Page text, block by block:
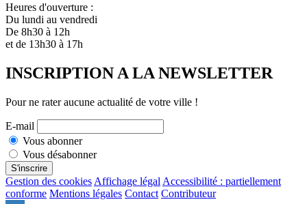
Heures d'ouverture :
Du lundi au vendredi
De 8h30 à 12h
et de 13h30 à 17h
INSCRIPTION A LA NEWSLETTER
Pour ne rater aucune actualité de votre ville !
E-mail
Vous abonner
Vous désabonner
S'inscrire
Gestion des cookies Affichage légal Accessibilité : partiellement
conforme Mentions légales Contact Contributeur